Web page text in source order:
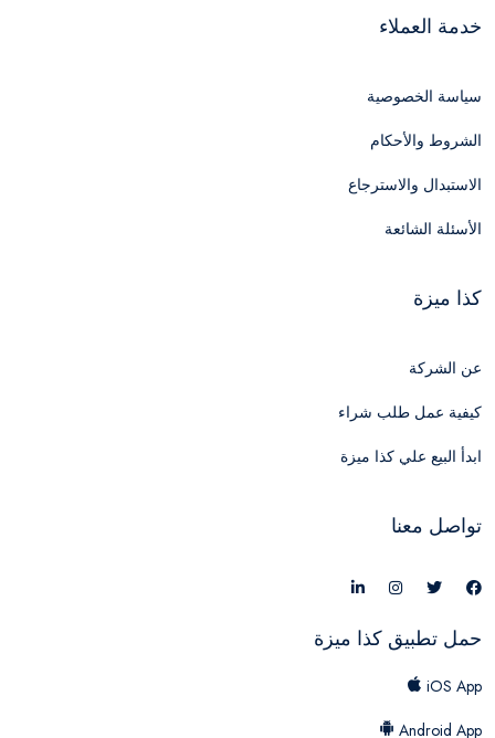
خدمة العملاء
سياسة الخصوصية
الشروط والأحكام
الاستبدال والاسترجاع
الأسئلة الشائعة
كذا ميزة
عن الشركة
كيفية عمل طلب شراء
ابدأ البيع علي كذا ميزة
تواصل معنا
حمل تطبيق كذا ميزة
iOS App
Android App